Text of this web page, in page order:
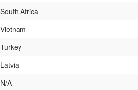
South Africa
Vietnam
Turkey
Latvia
N/A